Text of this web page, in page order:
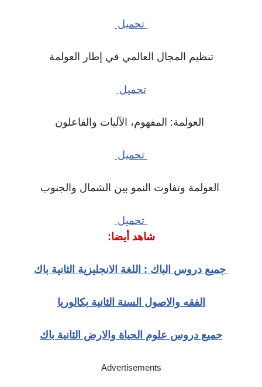
تحميل
تنظيم المجال العالمي في إطار العولمة
تحميل
العولمة: المفهوم، الآليات والفاعلون
تحميل
العولمة وتفاوت النمو بين الشمال والجنوب
تحميل
شاهد أيضا:
جميع دروس الباك : اللغة الانجليزية الثانية باك
الفقه والاصول السنة الثانية بكالوريا
جميع دروس علوم الحياة والارض الثانية باك
Advertisements